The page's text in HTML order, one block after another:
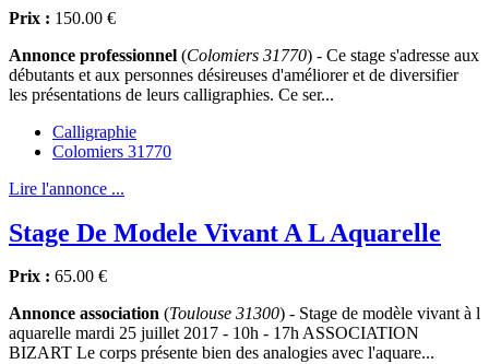
Prix : 150.00 €
Annonce professionnel (Colomiers 31770) - Ce stage s'adresse aux
débutants et aux personnes désireuses d'améliorer et de diversifier
les présentations de leurs calligraphies. Ce ser...
Calligraphie
Colomiers 31770
Lire l'annonce ...
Stage De Modele Vivant A L Aquarelle
Prix : 65.00 €
Annonce association (Toulouse 31300) - Stage de modèle vivant à l
aquarelle mardi 25 juillet 2017 - 10h - 17h ASSOCIATION
BIZART Le corps présente bien des analogies avec l'aquare...